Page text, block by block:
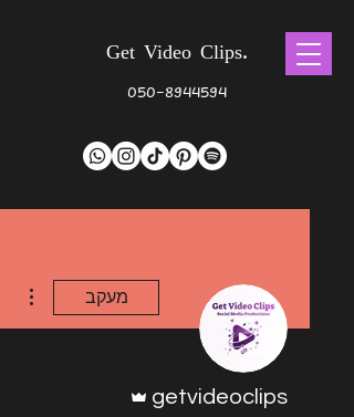
Get Video Clips.
050-8944594
מעקב
getvideoclips